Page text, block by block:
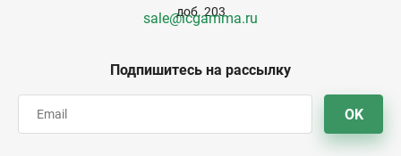
Подпишитесь на рассылку
OK
доб. 203
sale@icgamma.ru